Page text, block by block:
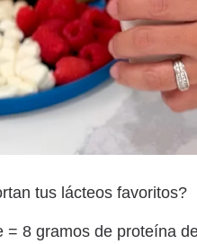
tus lácteos favoritos?
= 8 gramos de proteína